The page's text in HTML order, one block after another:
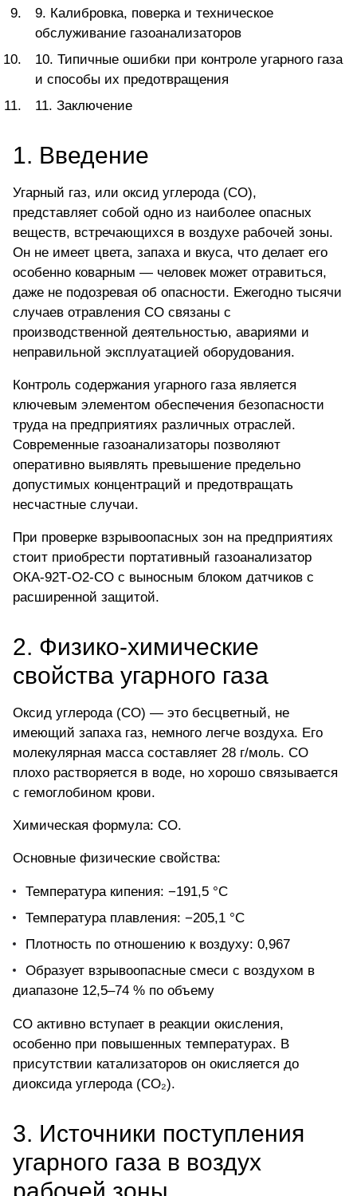
9. Калибровка, поверка и техническое
обслуживание газоанализаторов
10. Типичные ошибки при контроле угарного газа
и способы их предотвращения
11. Заключение
1. Введение
Угарный газ, или оксид углерода (СО),
представляет собой одно из наиболее опасных
веществ, встречающихся в воздухе рабочей зоны.
Он не имеет цвета, запаха и вкуса, что делает его
особенно коварным — человек может отравиться,
даже не подозревая об опасности. Ежегодно тысячи
случаев отравления СО связаны с
производственной деятельностью, авариями и
неправильной эксплуатацией оборудования.
Контроль содержания угарного газа является
ключевым элементом обеспечения безопасности
труда на предприятиях различных отраслей.
Современные газоанализаторы позволяют
оперативно выявлять превышение предельно
допустимых концентраций и предотвращать
несчастные случаи.
При проверке взрывоопасных зон на предприятиях
стоит приобрести портативный газоанализатор
ОКА-92Т-O2-CO с выносным блоком датчиков с
расширенной защитой.
2. Физико-химические
свойства угарного газа
Оксид углерода(CO) — это бесцветный, не
имеющий запаха газ, немного легче воздуха. Его
молекулярная масса составляет 28 г/моль. CO
плохо растворяется в воде, но хорошо связывается
с гемоглобином крови.
Химическая формула: CO.
Основные физические свойства:
Температура кипения: −191,5 °C
Температура плавления: −205,1 °C
Плотность по отношению к воздуху: 0,967
Образует взрывоопасные смеси с воздухом в
диапазоне 12,5–74 % по объему
CO активно вступает в реакции окисления,
особенно при повышенных температурах. В
присутствии катализаторов он окисляется до
диоксида углерода (CO₂).
3. Источники поступления
угарного газа в воздух